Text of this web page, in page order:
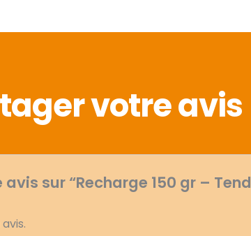
votre avis
sur “Recharge 150 gr –